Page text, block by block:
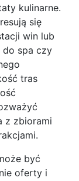
kulinarne.
się
win lub
do spa czy
tras
z zbiorami
być
oferty i